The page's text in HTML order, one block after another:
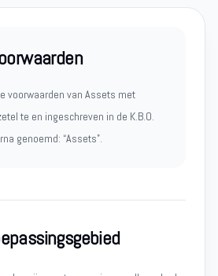
voorwaarden van Assets met
te en ingeschreven in de K.B.O.
genoemd: “Assets”.